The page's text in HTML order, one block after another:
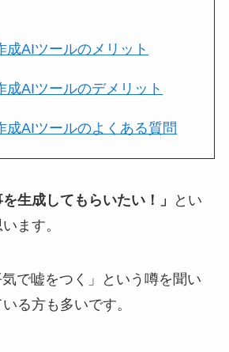
成AIツールのメリット
成AIツールのデメリット
成AIツールのよくある質問
生成してもらいたい！」
とい
ます。
で嘘をつく」という噂を聞い
る方も多いです。